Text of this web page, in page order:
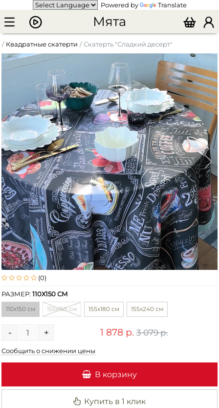
Powered by Translate
Мята
Квадратные скатерти Скатерть "Сладкий десерт"
(0)
РАЗМЕР:110Х150 СМ
110х150 см 155х155 см 155х180 см 155х240 см
- + 1 878 р. 3 079 р.
Сообщить о снижении цены
В корзину
Купить в 1 клик